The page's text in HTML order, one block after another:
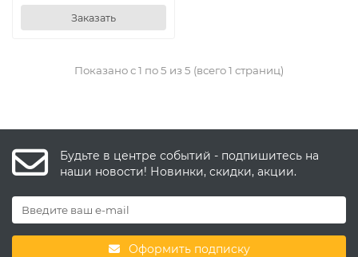
Заказать
Показано с 1 по 5 из 5 (всего 1 страниц)
Будьте в центре событий - подпишитесь на
наши новости! Новинки, скидки, акции.
Оформить подписку